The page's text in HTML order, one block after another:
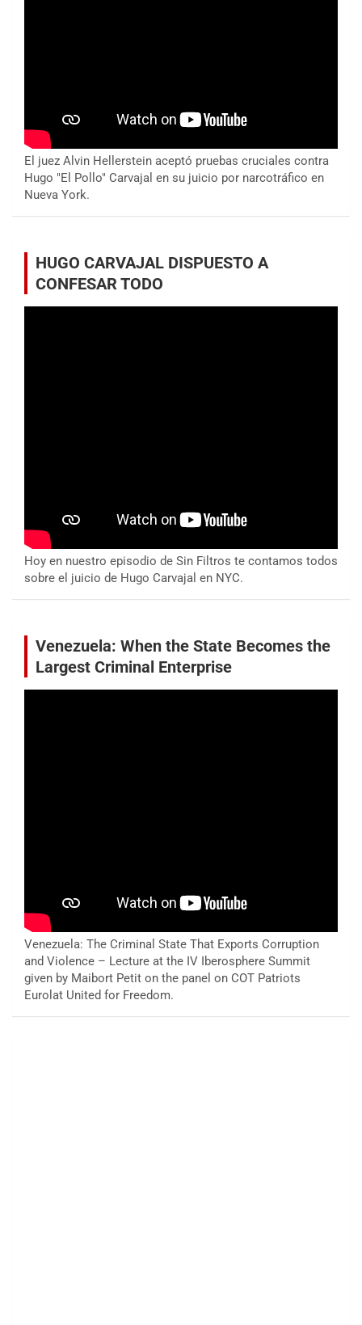
El juez Alvin Hellerstein aceptó pruebas cruciales contra
Hugo "El Pollo" Carvajal en su juicio por narcotráfico en
Nueva York.
HUGO CARVAJAL DISPUESTO A
CONFESAR TODO
Hoy en nuestro episodio de Sin Filtros te contamos todos
sobre el juicio de Hugo Carvajal en NYC.
Venezuela: When the State Becomes the
Largest Criminal Enterprise
Venezuela: The Criminal State That Exports Corruption
and Violence – Lecture at the IV Iberosphere Summit
given by Maibort Petit on the panel on COT Patriots
Eurolat United for Freedom.